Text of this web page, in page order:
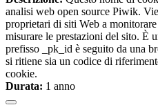
analisi web open source Piwik.
proprietari di siti Web a
misurare le prestazioni del sito. È
prefisso _pk_id è seguito da una
si ritiene sia un codice di
cookie.
Durata: 1 anno